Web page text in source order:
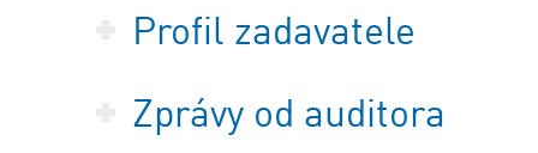
Profil zadavatele
Zprávy od auditora